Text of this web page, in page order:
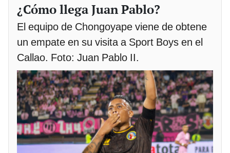
¿Cómo llega Juan Pablo?
El equipo de Chongoyape viene de obtene
un empate en su visita a Sport Boys en el
Callao. Foto: Juan Pablo II.